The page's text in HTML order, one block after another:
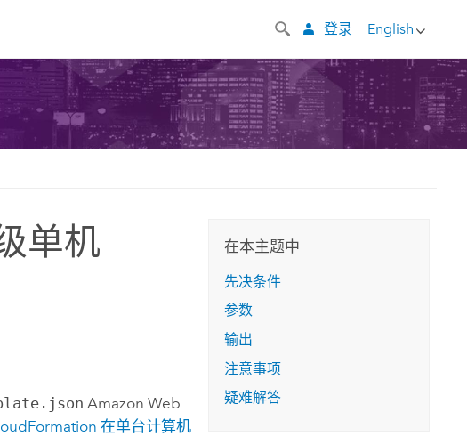
English
登录
单机
Amazon Web
在单台计算机
在本主题中
先决条件
参数
输出
注意事项
疑难解答